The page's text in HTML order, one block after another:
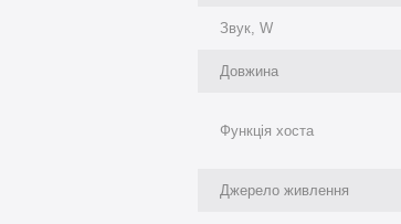
Звук, W
Довжина
Функція хоста
Джерело живлення